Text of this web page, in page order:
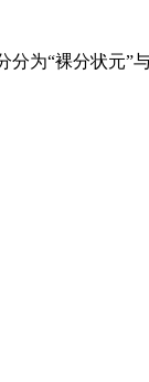
为“裸分状元”